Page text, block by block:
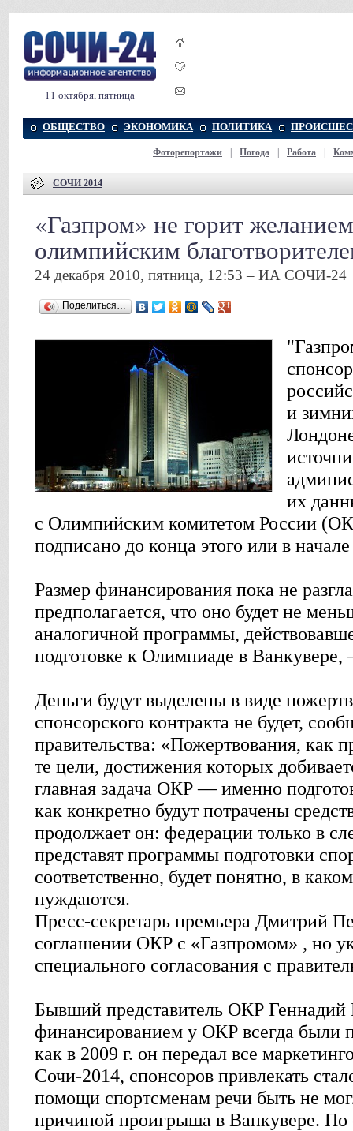
11 октября, пятница
ОБЩЕСТВО ЭКОНОМИКА ПОЛИТИКА
Фоторепортажи Погода Работа
СОЧИ 2014
«Газпром» не горит
олимпийским
24 декабря 2010, пятница, 12:53 – ИА СОЧИ-24
Поделиться…
и
их
с Олимпийским комитетом России
подписано до конца этого или в
Размер финансирования пока не
предполагается, что оно будет не
аналогичной программы,
подготовке к Олимпиаде в
Деньги будут выделены в виде
спонсорского контракта не будет,
правительства: «Пожертвования, как
те цели, достижения которых
главная задача ОКР — именно
как конкретно будут потрачены
продолжает он: федерации только в
представят программы подготовки
соответственно, будет понятно, в
нуждаются.
Пресс-секретарь премьера Дмитрий
соглашении ОКР с «Газпромом» , но
специального согласования с
Бывший представитель ОКР Геннадий
финансированием у ОКР всегда были
как в 2009 г. он передал все
Сочи-2014, спонсоров привлекать
помощи спортсменам речи быть не
причиной проигрыша в Ванкувере.